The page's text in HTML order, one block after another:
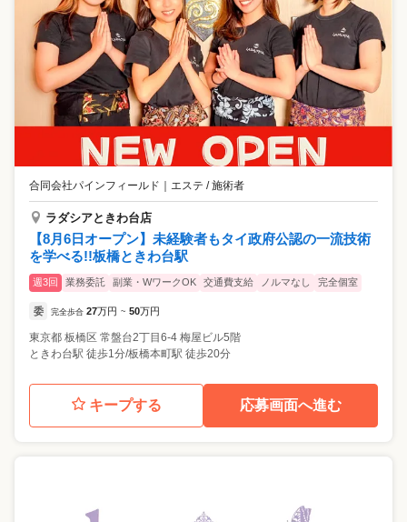
合同会社パインフィールド エステ / 施術者
ラダシアときわ台店
【8月6日オープン】未経験者もタイ政府公認の一流技術
を学べる!!板橋ときわ台駅
週3回 業務委託 副業・WワークOK 交通費支給 ノルマなし 完全個室
委 完全歩合 27万円 ~ 50万円
東京都 板橋区 常盤台2丁目6-4 梅屋ビル5階
ときわ台駅 徒歩1分/板橋本町駅 徒歩20分
キープする 応募画面へ進む